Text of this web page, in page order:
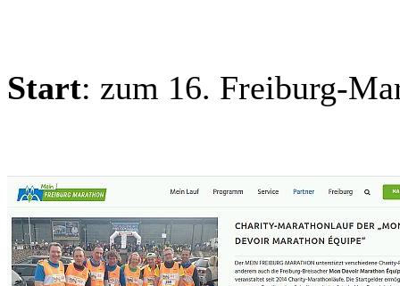
Start: zum 16. Freiburg-